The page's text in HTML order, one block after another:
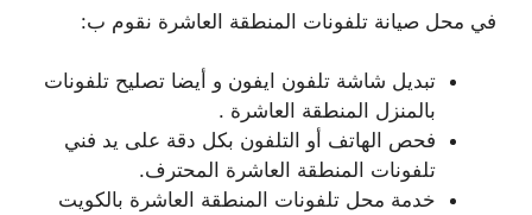
في محل صيانة تلفونات المنطقة العاشرة نقوم ب:
تبديل شاشة تلفون ايفون و أيضا تصليح تلفونات
بالمنزل المنطقة العاشرة .
فحص الهاتف أو التلفون بكل دقة على يد فني
تلفونات المنطقة العاشرة المحترف.
خدمة محل تلفونات المنطقة العاشرة بالكويت